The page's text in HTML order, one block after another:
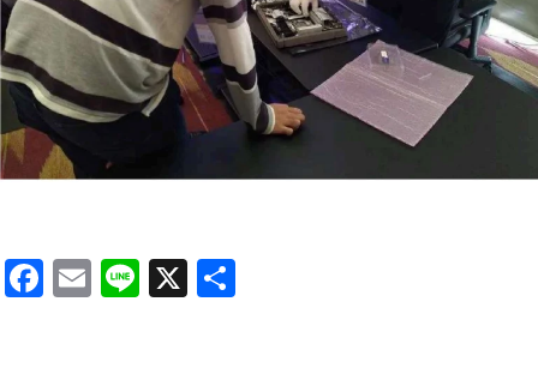
F
E
Li
X